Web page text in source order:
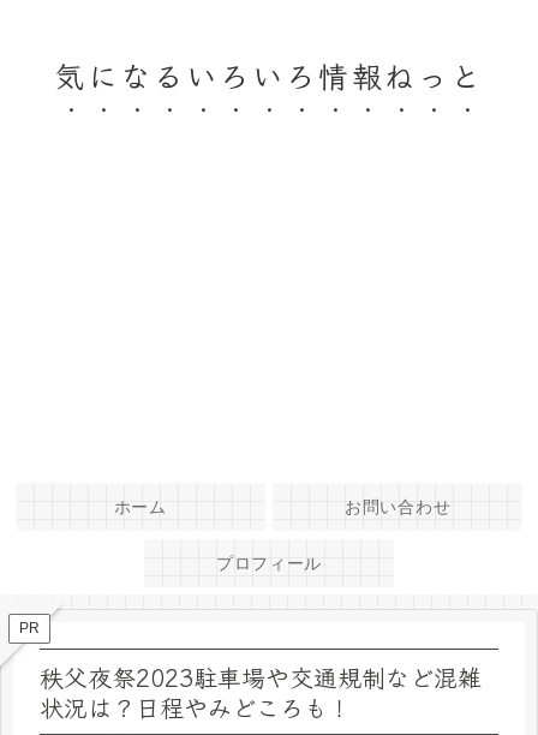
気になるいろいろ情報ねっと
ホーム お問い合わせ
プロフィール
PR
秩父夜祭2023駐車場や交通規制など混雑
状況は？日程やみどころも！